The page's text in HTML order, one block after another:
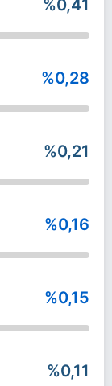
%0,41
%0,28
%0,21
%0,16
%0,15
%0,11